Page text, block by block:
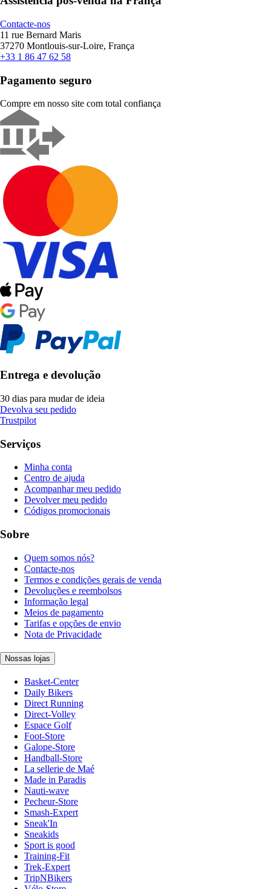
Contacte-nos
11 rue Bernard Maris
37270 Montlouis-sur-Loire, França
+33 1 86 47 62 58
Pagamento seguro
Compre em nosso site com total confiança
Entrega e devolução
30 dias para mudar de ideia
Devolva seu pedido
Trustpilot
Serviços
Minha conta
Centro de ajuda
Acompanhar meu pedido
Devolver meu pedido
Códigos promocionais
Sobre
Quem somos nós?
Contacte-nos
Termos e condições gerais de venda
Devoluções e reembolsos
Informação legal
Meios de pagamento
Tarifas e opções de envio
Nota de Privacidade
Nossas lojas
Basket-Center
Daily Bikers
Direct Running
Direct-Volley
Espace Golf
Foot-Store
Galope-Store
Handball-Store
La sellerie de Maé
Made in Paradis
Nauti-wave
Pecheur-Store
Smash-Expert
Sneak'In
Sneakids
Sport is good
Training-Fit
Trek-Expert
TripNBikers